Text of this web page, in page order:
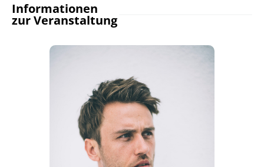
Informationen
zur Veranstaltung